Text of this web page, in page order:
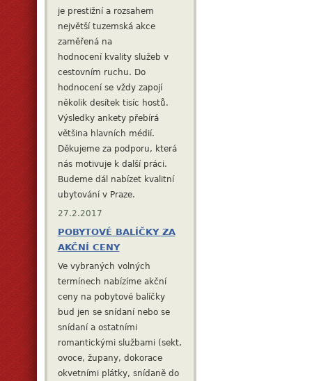
je prestižní a rozsahem
největší tuzemská akce
zaměřená na
hodnocení kvality služeb v
cestovním ruchu. Do
hodnocení se vždy zapojí
několik desítek tisíc hostů.
Výsledky ankety přebírá
většina hlavních médií.
Děkujeme za podporu, která
nás motivuje k další práci.
Budeme dál nabízet kvalitní
ubytování v Praze.
27.2.2017
POBYTOVÉ BALÍČKY ZA
AKČNÍ CENY
Ve vybraných volných
termínech nabízíme akční
ceny na pobytové balíčky
bud jen se snídaní nebo se
snídaní a ostatními
romantickými službami (sekt,
ovoce, župany, dokorace
okvetními plátky, snídaně do